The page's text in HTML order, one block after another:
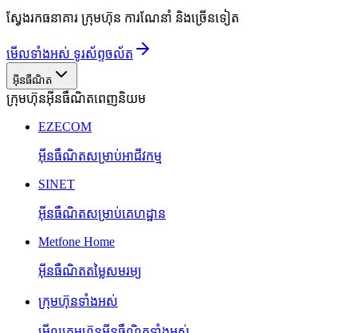
ស្វែងរកធនាគារ ក្រុមហ៊ុន ការណែនាំ និងច្រើនទៀត
មើលទាំងអស់ ទូរស័ព្ទចល័ត
អ៊ីនធឺណិត
ក្រុមហ៊ុនអ៊ីនធឺណិតពេញនិយម
EZECOM
អ៊ីនធឺណិតសម្រាប់អាជីវកម្ម
SINET
អ៊ីនធឺណិតសម្រាប់គេហដ្ឋាន
Metfone Home
អ៊ីនធឺណិតតម្លៃសមរម្យ
ក្រុមហ៊ុនទាំងអស់